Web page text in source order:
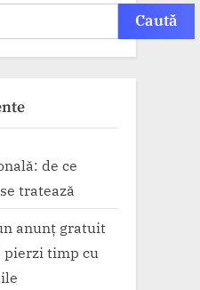
Caută
de ce
tratează
anunț gratuit
pierzi timp cu